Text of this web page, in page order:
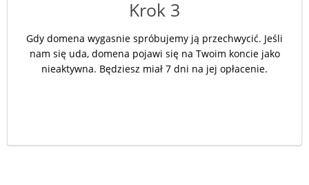
Krok 3
Gdy domena wygasnie spróbujemy ją przechwycić. Jeśli
nam się uda, domena pojawi się na Twoim koncie jako
nieaktywna. Będziesz miał 7 dni na jej opłacenie.